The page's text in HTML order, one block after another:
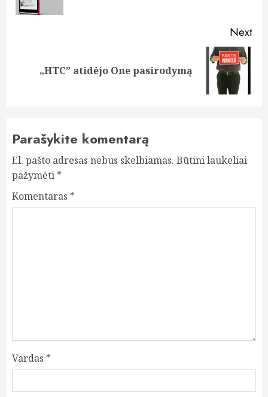
Next
„HTC” atidėjo One pasirodymą
Parašykite komentarą
El. pašto adresas nebus skelbiamas. Būtini laukeliai
pažymėti *
Komentaras *
Vardas *